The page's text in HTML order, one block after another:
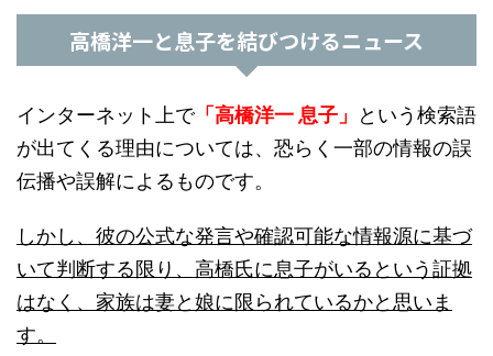
高橋洋一と息子を結びつけるニュース
インターネット上で「高橋洋一 息子」
という検索語
が出てくる理由については、恐らく一部の情報の誤
伝播や誤解によるものです。
しかし、彼の公式な発言や確認可能な情報源に基づ
いて判断する限り、高橋氏に息子がいるという証拠
はなく、家族は妻と娘に限られているかと思いま
す。